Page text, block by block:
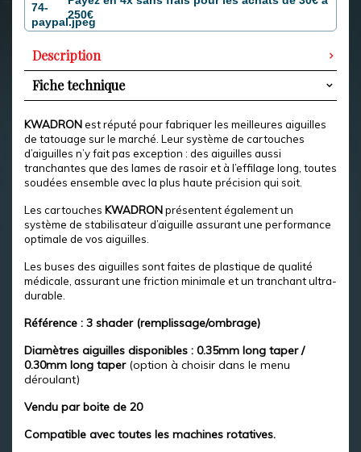
250€
Description
Fiche technique
KWADRONest réputé pour fabriquer les meilleures aiguilles
de tatouage sur le marché. Leur système de cartouches
d’aiguilles n’y fait pas exception : des aiguilles aussi
tranchantes que des lames de rasoir et à l’effilage long, toutes
soudées ensemble avec la plus haute précision qui soit.
Les cartouches KWADRONprésentent également un
système de stabilisateur d’aiguille assurant une performance
optimale de vos aiguilles.
Les buses des aiguilles sont faites de plastique de qualité
médicale, assurant une friction minimale et un tranchant ultra-
durable.
Référence : 3 shader (remplissage/ombrage)
Diamètres aiguilles disponibles : 0.35mm long taper /
0.30mm long taper (option à choisir dans le menu
déroulant)
Vendu par boite de 20
Compatible avec toutes les machines rotatives.